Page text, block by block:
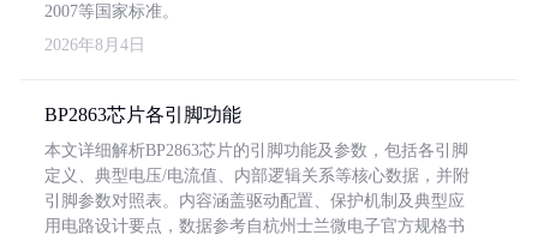
2007等国家标准。
2026年8月4日
BP2863芯片各引脚功能
本文详细解析BP2863芯片的引脚功能及参数，包括各引脚
定义、典型电压/电流值、内部逻辑关系等核心数据，并附
引脚参数对照表。内容涵盖驱动配置、保护机制及典型应
用电路设计要点，数据参考自杭州士兰微电子官方规格书